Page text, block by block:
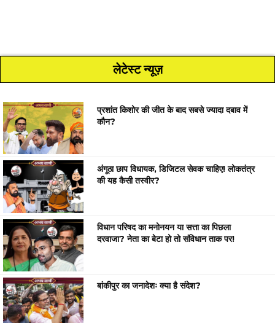
लेटेस्ट न्यूज़
प्रशांत किशोर की जीत के बाद सबसे ज्यादा दबाव में
कौन?
अंगूठा छाप विधायक, डिजिटल सेवक चाहिए! लोकतंत्र
की यह कैसी तस्वीर?
विधान परिषद का मनोनयन या सत्ता का पिछला
दरवाजा? नेता का बेटा हो तो संविधान ताक पर!
बांकीपुर का जनादेशः क्या है संदेश?